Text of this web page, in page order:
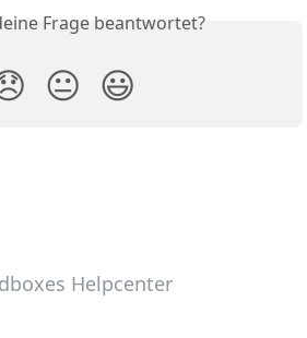
Frage beantwortet?
😐 😃